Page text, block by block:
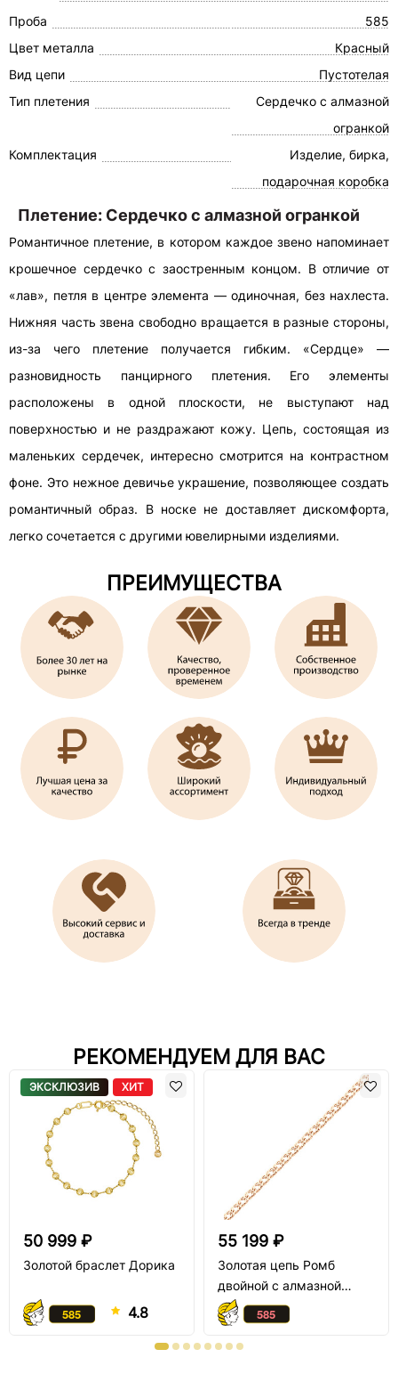
Проба
585
Цвет металла
Красный
Вид цепи
Пустотелая
Тип плетения
Сердечко с алмазной
огранкой
Комплектация
Изделие, бирка,
подарочная коробка
Плетение: Сердечко с алмазной огранкой
Романтичное плетение, в котором каждое звено напоминает
крошечное сердечко с заостренным концом. В отличие от
«лав», петля в центре элемента — одиночная, без нахлеста.
Нижняя часть звена свободно вращается в разные стороны,
из-за чего плетение получается гибким. «Сердце» —
разновидность панцирного плетения. Его элементы
расположены в одной плоскости, не выступают над
поверхностью и не раздражают кожу. Цепь, состоящая из
маленьких сердечек, интересно смотрится на контрастном
фоне. Это нежное девичье украшение, позволяющее создать
романтичный образ. В носке не доставляет дискомфорта,
легко сочетается с другими ювелирными изделиями.
ПРЕИМУЩЕСТВА
РЕКОМЕНДУЕМ ДЛЯ ВАС
ЭКСКЛЮЗИВ ХИТ
50 999 ₽
Золотой браслет Дорика
4.8
55 199 ₽
Золотая цепь Ромб
двойной с алмазной
огранкой